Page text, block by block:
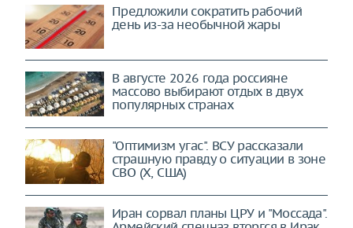
Предложили сократить рабочий
день из-за необычной жары
В августе 2026 года россияне
массово выбирают отдых в двух
популярных странах
"Оптимизм угас". ВСУ рассказали
страшную правду о ситуации в зоне
СВО (X, США)
Иран сорвал планы ЦРУ и "Моссада".